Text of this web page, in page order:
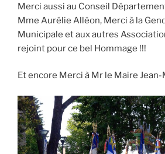
Merci aussi au Conseil
Mme Aurélie Alléon, Merci à la
Municipale et aux autres
rejoint pour ce bel Hommage !!!
Et encore Merci à Mr le Maire Jean-